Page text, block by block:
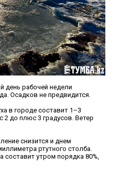
день рабочей недели
Осадков не предвидится.
в городе составит 1–3
2 до плюс 3 градусов. Ветер
снизится и днем
ртутного столба.
утром порядка 80%,